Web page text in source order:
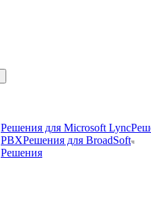
Решения для Microsoft Lync
PBXРешения для BroadSoft
Решения